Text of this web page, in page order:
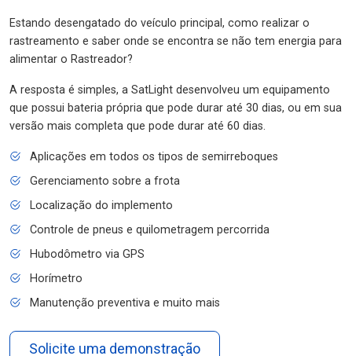
Estando desengatado do veículo principal, como realizar o
rastreamento e saber onde se encontra se não tem energia para
alimentar o Rastreador?
A resposta é simples, a SatLight desenvolveu um equipamento
que possui bateria própria que pode durar até 30 dias, ou em sua
versão mais completa que pode durar até 60 dias.
Aplicações em todos os tipos de semirreboques
Gerenciamento sobre a frota
Localização do implemento
Controle de pneus e quilometragem percorrida
Hubodômetro via GPS
Horímetro
Manutenção preventiva e muito mais
Solicite uma demonstração